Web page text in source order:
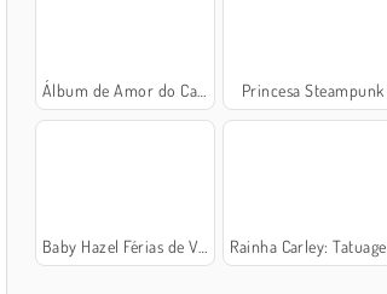
Álbum de Amor do Casal Princesa Steampunk
Baby Hazel Férias de Verão Rainha Carley: Tatuagens Divertidas